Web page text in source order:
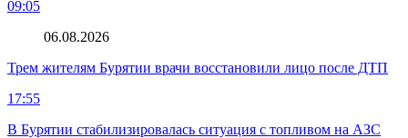
09:05
06.08.2026
Трем жителям Бурятии врачи восстановили лицо после ДТП
17:55
В Бурятии стабилизировалась ситуация с топливом на АЗС